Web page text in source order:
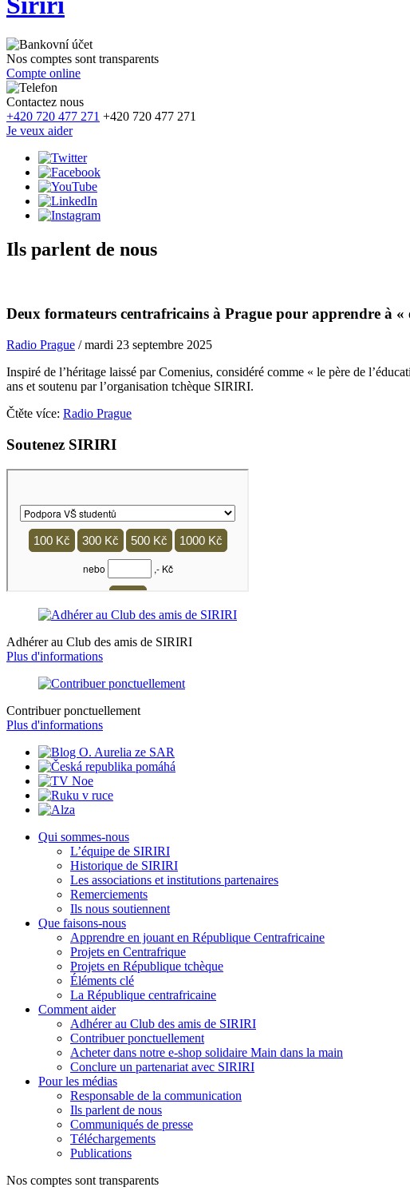
Nos comptes sont transparents
Compte online
Contactez nous
+420 720 477 271 +420 720 477 271
Je veux aider
Ils parlent de nous
Deux formateurs centrafricains à Prague pour apprendre à «
Radio Prague / mardi 23 septembre 2025
Inspiré de l’héritage laissé par Comenius, considéré comme « le père de
ans et soutenu par l’organisation tchèque SIRIRI.
Čtěte více: Radio Prague
Soutenez SIRIRI
Adhérer au Club des amis de SIRIRI
Plus d'informations
Contribuer ponctuellement
Plus d'informations
Qui sommes-nous
L’équipe de SIRIRI
Historique de SIRIRI
Les associations et institutions partenaires
Remerciements
Ils nous soutiennent
Que faisons-nous
Apprendre en jouant en République Centrafricaine
Projets en Centrafrique
Projets en République tchèque
Éléments clé
La République centrafricaine
Comment aider
Adhérer au Club des amis de SIRIRI
Contribuer ponctuellement
Acheter dans notre e-shop solidaire Main dans la main
Conclure un partenariat avec SIRIRI
Pour les médias
Responsable de la communication
Ils parlent de nous
Communiqués de presse
Téléchargements
Publications
Nos comptes sont transparents